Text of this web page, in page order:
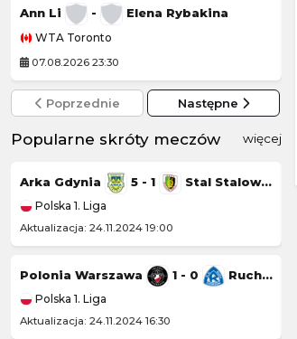
Ann Li - Elena Rybakina
WTA Toronto
07.08.2026 23:30
Poprzednie Następne
Popularne skróty meczów więcej
Arka Gdynia 5 - 1 Stal Stalowa Wola
Polska 1. Liga
Aktualizacja: 24.11.2024 19:00
Polonia Warszawa 1 - 0 Ruch Chorzów
Polska 1. Liga
Aktualizacja: 24.11.2024 16:30